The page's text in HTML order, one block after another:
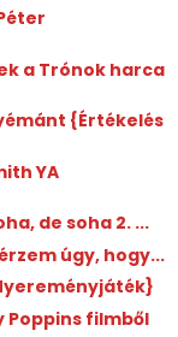
a Trónok harca
{Értékelés
YA
​de soha 2. ...
úgy, hogy...
Poppins filmből